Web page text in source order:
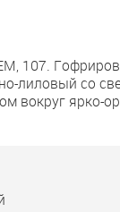
107.
лиловый со
вокруг ярко-